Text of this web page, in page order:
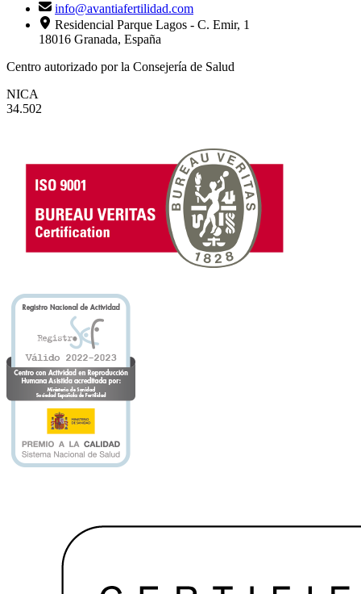
info@avantiafertilidad.com
Residencial Parque Lagos - C. Emir, 1
18016 Granada, España
Centro autorizado por la Consejería de Salud
NICA
34.502